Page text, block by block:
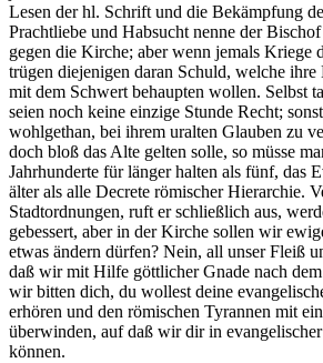
Lesen der hl. Schrift und die Bekämpfung
Prachtliebe und Habsucht nenne der
gegen die Kirche; aber wenn jemals Kriege
trügen diejenigen daran Schuld, welche ihre
mit dem Schwert behaupten wollen. Selbst
seien noch keine einzige Stunde Recht;
wohlgethan, bei ihrem uralten Glauben zu
doch bloß das Alte gelten solle, so müsse
Jahrhunderte für länger halten als fünf, das
älter als alle Decrete römischer Hierarchie.
Stadtordnungen, ruft er schließlich aus,
gebessert, aber in der Kirche sollen wir
etwas ändern dürfen? Nein, all unser Fleiß
daß wir mit Hilfe göttlicher Gnade nach
wir bitten dich, du wollest deine
erhören und den römischen Tyrannen mit
überwinden, auf daß wir dir in
können.